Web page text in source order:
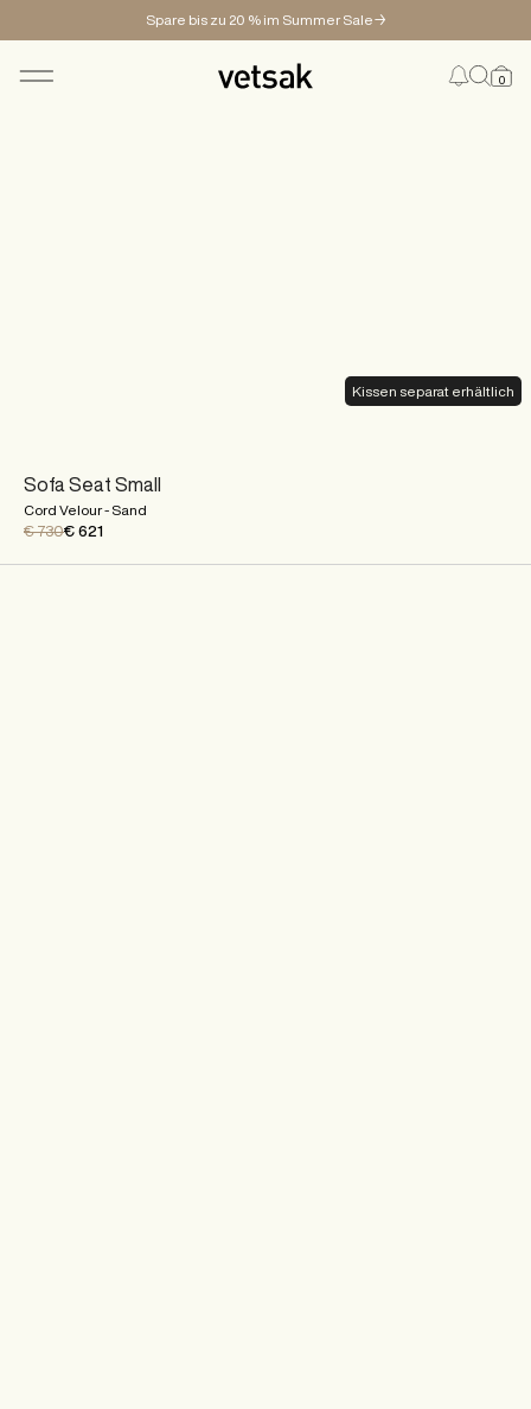
Spare bis zu 20 % im Summer Sale→
0
Kissen separat erhältlich
Sofa Seat Small
Cord Velour - Sand
€ 730€ 621